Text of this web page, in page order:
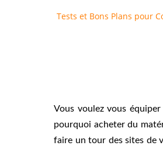
Tests et Bons Plans pour
Vous voulez vous
pourquoi acheter du
faire un tour des sites de